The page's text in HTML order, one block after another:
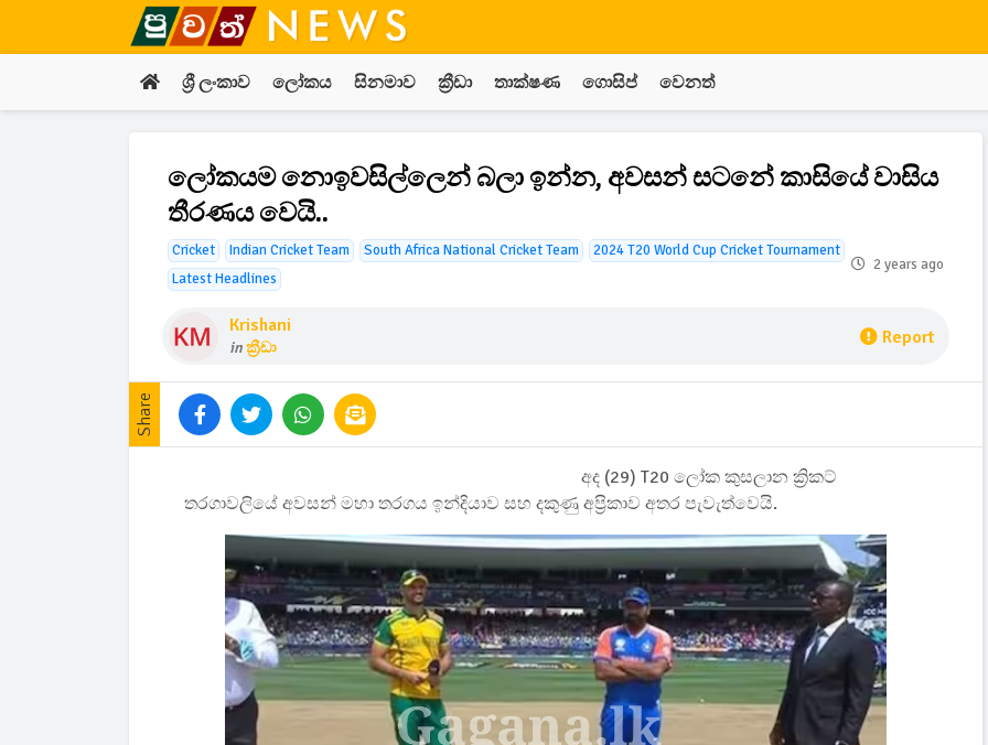
ශ්‍රී ලංකාව ලෝකය සිනමාව ක්‍රීඩා තාක්ෂණ ගොසිප් වෙනත්
ලෝකයම නොඉවසිල්ලෙන් බලා ඉන්න, අවසන් සටනේ කාසියේ වාසිය
තීරණය වෙයි..
Cricket Indian Cricket Team South Africa National Cricket Team
2024 T20 World Cup Cricket Tournament
Latest Headlines
2 years ago
Krishani
inක්‍රීඩා Report
Share
අද (29) T20 ලෝක කුසලාන ක්‍රිකට්
තරගාවලියේ අවසන් මහා තරගය ඉන්දියාව සහ දකුණු අප්‍රිකාව අතර පැවැත්වෙයි.